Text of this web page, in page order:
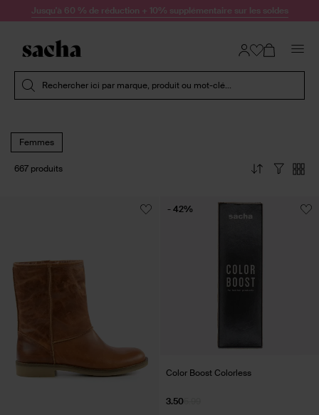
Passer au contenu
Jusqu'à 60 % de réduction + 10% supplémentaire sur les soldes
Rechercher ici par marque, produit ou mot-clé...
Femmes
667 produits
Color Boost Colorless
3.50
- 42%